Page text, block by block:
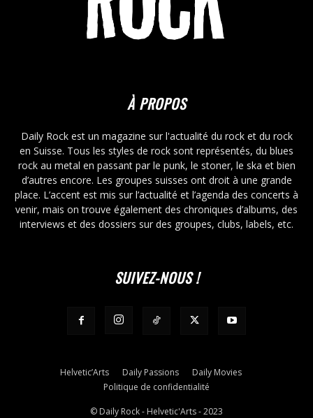
À PROPOS
Daily Rock est un magazine sur l'actualité du rock et du rock
en Suisse. Tous les styles de rock sont représentés, du blues
rock au metal en passant par le punk, le stoner, le ska et bien
d’autres encore. Les groupes suisses ont droit à une grande
place. L’accent est mis sur l’actualité et l’agenda des concerts à
venir, mais on trouve également des chroniques d’albums, des
interviews et des dossiers sur des groupes, clubs, labels, etc.
SUIVEZ-NOUS !
Helvetic’Arts Daily Passions
Daily Movies
Politique de confidentialité
© Daily Rock - Helvetic'Arts - 2023